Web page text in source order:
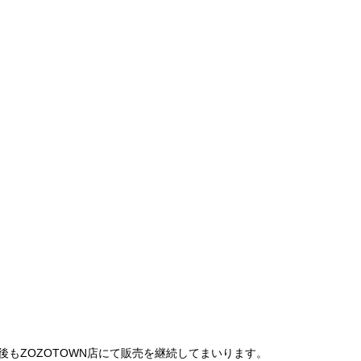
ZOZOTOWN店にて販売を継続してまいります。